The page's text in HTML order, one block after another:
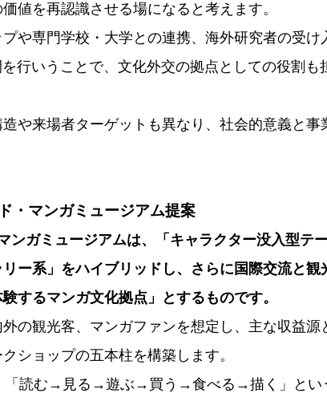
値を再認識させる場になると考えます。
や専門学校・大学との連携、海外研究者の受け
行いうことで、文化外交の拠点としての役割も
や来場者ターゲットも異なり、社会的意義と事
・マンガミュージアム提案
ンガミュージアムは、「キャラクター没入型テ
ー系」をハイブリッドし、さらに国際交流と観
するマンガ文化拠点」とするものです。
の観光客、マンガファンを想定し、主な収益源
ショップの五本柱を構築します。
「読む→見る→遊ぶ→買う→食べる→描く」とい